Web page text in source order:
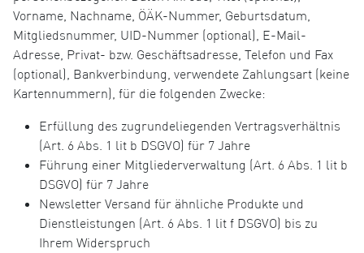
Vorname, Nachname, ÖÄK-Nummer, Geburtsdatum,
Mitgliedsnummer, UID-Nummer (optional), E-Mail-
Adresse, Privat- bzw. Geschäftsadresse, Telefon und Fax
(optional), Bankverbindung, verwendete Zahlungsart (keine
Kartennummern), für die folgenden Zwecke:
Erfüllung des zugrundeliegenden Vertragsverhältnis
(Art. 6 Abs. 1 lit b DSGVO) für 7 Jahre
Führung einer Mitgliederverwaltung (Art. 6 Abs. 1 lit b
DSGVO) für 7 Jahre
Newsletter Versand für ähnliche Produkte und
Dienstleistungen (Art. 6 Abs. 1 lit f DSGVO) bis zu
Ihrem Widerspruch